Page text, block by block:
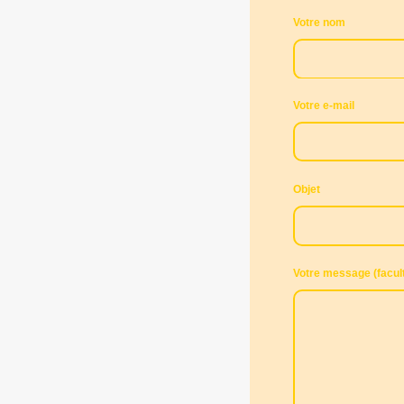
Votre nom
Votre e-mail
Objet
Votre message